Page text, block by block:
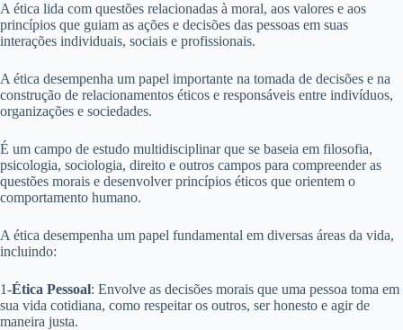
A ética lida com questões relacionadas à moral, aos valores e aos
princípios que guiam as ações e decisões das pessoas em suas
interações individuais, sociais e profissionais.
A ética desempenha um papel importante na tomada de decisões e na
construção de relacionamentos éticos e responsáveis entre indivíduos,
organizações e sociedades.
É um campo de estudo multidisciplinar que se baseia em filosofia,
psicologia, sociologia, direito e outros campos para compreender as
questões morais e desenvolver princípios éticos que orientem o
comportamento humano.
A ética desempenha um papel fundamental em diversas áreas da vida,
incluindo:
1-Ética Pessoal: Envolve as decisões morais que uma pessoa toma em
sua vida cotidiana, como respeitar os outros, ser honesto e agir de
maneira justa.